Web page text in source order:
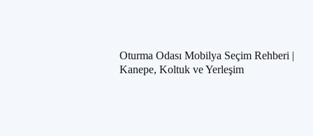
Oturma Odası Mobilya Seçim Rehberi |
Kanepe, Koltuk ve Yerleşim